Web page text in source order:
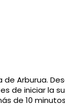
Arburua.
de iniciar la
de 10